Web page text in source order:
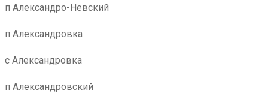
п Александро-Невский
п Александровка
с Александровка
п Александровский